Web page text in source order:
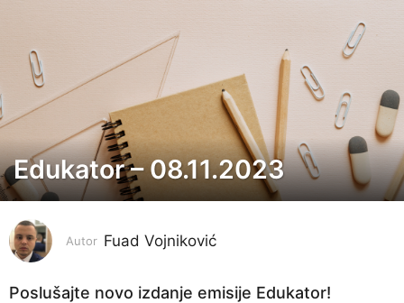
3
g
o
d
n
Edukator – 08.11.2023
Autor Fuad Vojniković
Poslušajte novo izdanje emisije Edukator!